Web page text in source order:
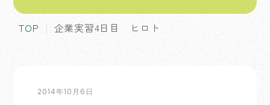
TOP 企業実習4日目 ヒロト
2014年10月6日